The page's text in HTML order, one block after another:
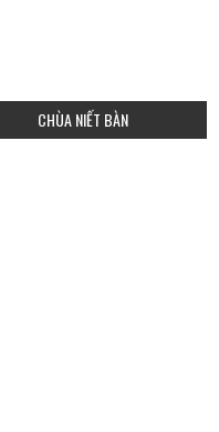
CHÙA NIẾT BÀN